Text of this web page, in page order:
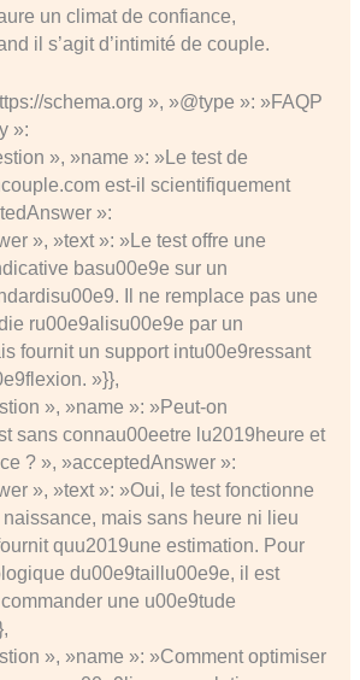
un climat de confiance,
il s’agit d’intimité de couple.
schema.org », »@type »: »FAQP
»:
», »name »: »Le test de
est-il scientifiquement
»:
», »text »: »Le test offre une
basu00e9e sur un
Il ne remplace pas une
ru00e9alisu00e9e par un
fournit un support intu00e9ressant
»}},
», »name »: »Peut-on
sans connau00eetre lu2019heure et
? », »acceptedAnswer »:
», »text »: »Oui, le test fonctionne
mais sans heure ni lieu
quu2019une estimation. Pour
du00e9taillu00e9e, il est
une u00e9tude
», »name »: »Comment optimiser